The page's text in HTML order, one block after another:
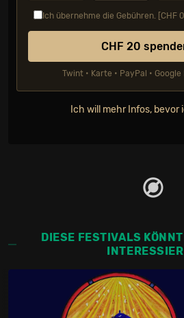
Ich übernehme die Gebühren. [CHF
CHF 20
Twint • Karte • PayPal •
Ich will mehr Infos, bevor
DIESE FESTIVALS